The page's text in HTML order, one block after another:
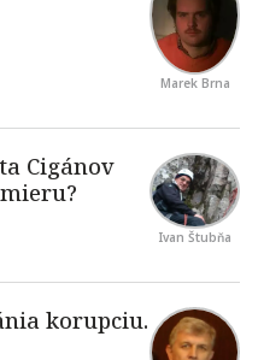
Marek Brna
Ivan Štubňa